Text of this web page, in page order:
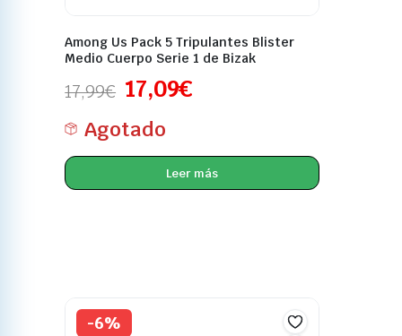
Among Us Pack 5 Tripulantes Blister
Medio Cuerpo Serie 1 de Bizak
17,99€ 17,09€
Agotado
Leer más
-6%